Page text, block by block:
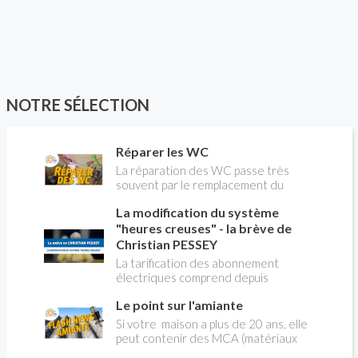
NOTRE SÉLECTION
Réparer les WC
La réparation des WC passe très
souvent par le remplacement du
expliquer
La modification du système
"heures creuses" - la brève de
Christian PESSEY
La tarification des abonnement
électriques comprend depuis
pleines, heures creuses. Aujourd'hui
Christian PESSEY vous explique tout
ce qu'il faut savoir sur la nouvelle
modification du système "heures
Le point sur l'amiante
Si votre maison a plus de 20 ans, elle
peut contenir des MCA (matériaux